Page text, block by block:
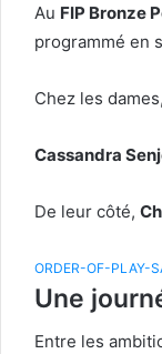
Au FIP Bronze
programmé en
Chez les
Cassandra
De leur côté,
ORDER-OF-PLAY-
Une
Entre les